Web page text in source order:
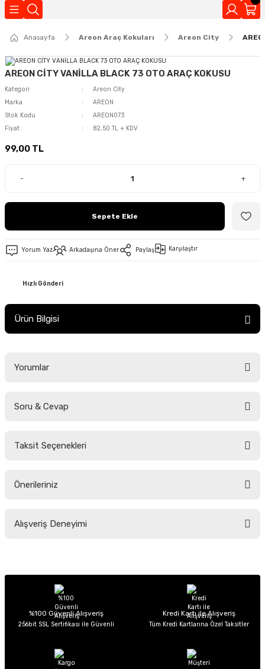
Anasayfa Areon Araç Kokuları Areon City
AREON CİTY VANİLLA BLACK 73 OTO ARAÇ KOKUSU
Kategori
Areon City
Marka
AREON
Stok Kodu
AREON073
Fiyat
82,50 TL + KDV
99,00 TL
- +
Sepete Ekle
Yorum Yaz Arkadaşına Öner Paylaş Karşılaştır
Hızlı Gönderi
Ürün Bilgisi
Yorumlar
Soru & Cevap
Taksit Seçenekleri
Önerileriniz
yetersiz gördüğünüz noktaları öneri formunu kullanarak tarafımıza
Ürün açıklamasında eksik bilgiler bulunuyor.
Ürün bilgilerinde hatalar bulunuyor.
Ürün fiyatı diğer sitelerden daha pahalı.
Alışveriş Deneyimi
Sitemize ilk yorumu siz yapın!
%100 Güvenli Alışveriş
256bit SSL Sertifikası ile Güvenli
Kredi Kartı ile Alışveriş
Tüm Kredi Kartlarına Özel Taksitler